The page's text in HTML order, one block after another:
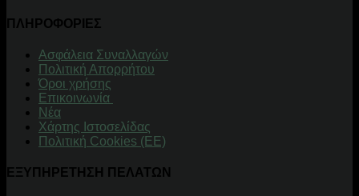
ΠΛΗΡΟΦΟΡΙΕΣ
Aσφάλεια Συναλλαγών
Πολιτική Απορρήτου
Όροι χρήσης
Επικοινωνία
Νέα
Χάρτης Ιστοσελίδας
Πολιτική Cookies (ΕΕ)
ΕΞΥΠΗΡΕΤΗΣΗ ΠΕΛΑΤΩΝ